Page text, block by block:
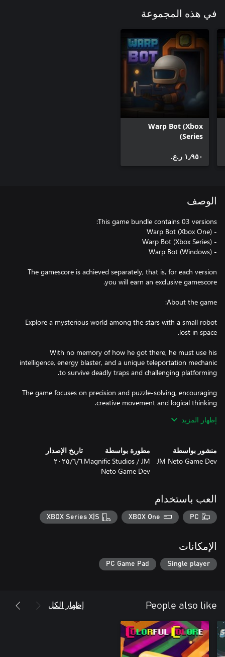
في هذه المجموعة
Warp Bot (Xbox
Series)
١٫٩٥٠ ر.ع.‏
الوصف
The gamescore is achieved separately, that is, for each version
Explore a mysterious world among the stars with a small robot
With no memory of how he got there, he must use his
intelligence, energy blaster, and a unique teleportation mechanic
The game focuses on precision and puzzle-solving, encouraging
Perfect for players who enjoy platformers with unique mechanics,
- Immersive Music
إظهار المزيد
منشور بواسطة
JM Neto Game Dev
مطورة بواسطة
Magnific Studios / JM
Neto Game Dev
تاريخ الإصدار
٦‏/٦‏/٢٠٢٥
العب باستخدام
PC
XBOX One
XBOX Series X|S
الإمكانات
Single player
PC Game Pad
People also like إظهار الكل